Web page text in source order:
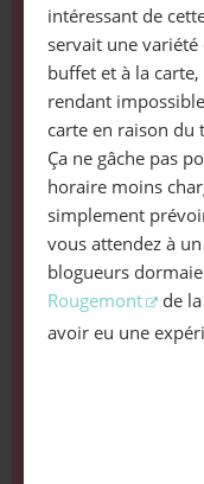
intéressant de
servait une
buffet et à la
rendant
carte en raison du
Ça ne gâche pas
horaire moins
simplement
vous attendez à
blogueurs
Rougemont
de la
avoir eu une